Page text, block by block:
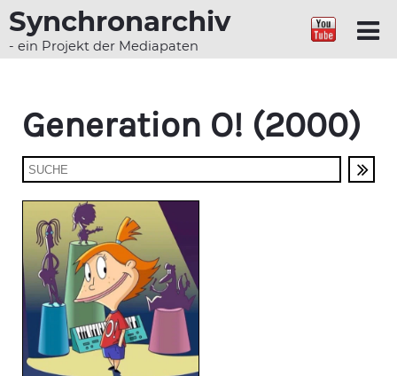
Synchronarchiv
- ein Projekt der Mediapaten
Generation O! (2000)